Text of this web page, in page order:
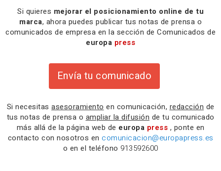
Si quieres mejorar el posicionamiento online de tu
marca, ahora puedes publicar tus notas de prensa o
comunicados de empresa en la sección de Comunicados de
europa press
Envía tu comunicado
Si necesitas asesoramiento en comunicación, redacción de
tus notas de prensa o ampliar la difusión de tu comunicado
más allá de la página web de europa press , ponte en
contacto con nosotros en comunicacion@europapress.es
o en el teléfono 913592600